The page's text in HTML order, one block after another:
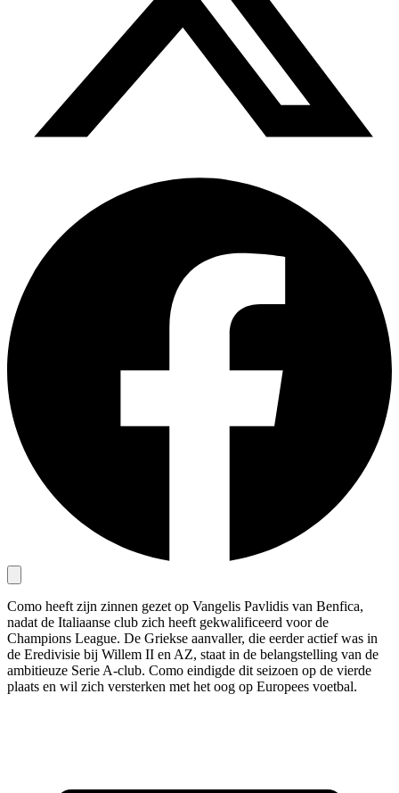
Como heeft zijn zinnen gezet op Vangelis Pavlidis van Benfica,
nadat de Italiaanse club zich heeft gekwalificeerd voor de
Champions League. De Griekse aanvaller, die eerder actief was in
de Eredivisie bij Willem II en AZ, staat in de belangstelling van de
ambitieuze Serie A-club. Como eindigde dit seizoen op de vierde
plaats en wil zich versterken met het oog op Europees voetbal.